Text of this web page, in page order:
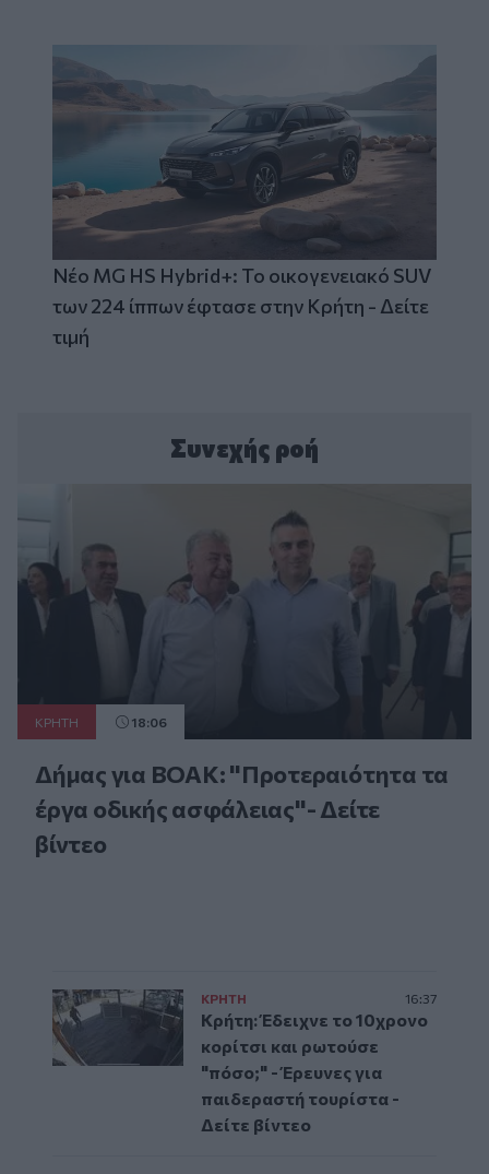
Νέο MG HS Hybrid+: Το οικογενειακό SUV
των 224 ίππων έφτασε στην Κρήτη - Δείτε
τιμή
Συνεχής ροή
ΚΡΗΤΗ 18:06
Δήμας για ΒΟΑΚ: "Προτεραιότητα τα
έργα οδικής ασφάλειας"- Δείτε
βίντεο
ΚΡΗΤΗ 16:37
Κρήτη: Έδειχνε το 10χρονο
κορίτσι και ρωτούσε
"πόσο;" - Έρευνες για
παιδεραστή τουρίστα -
Δείτε βίντεο